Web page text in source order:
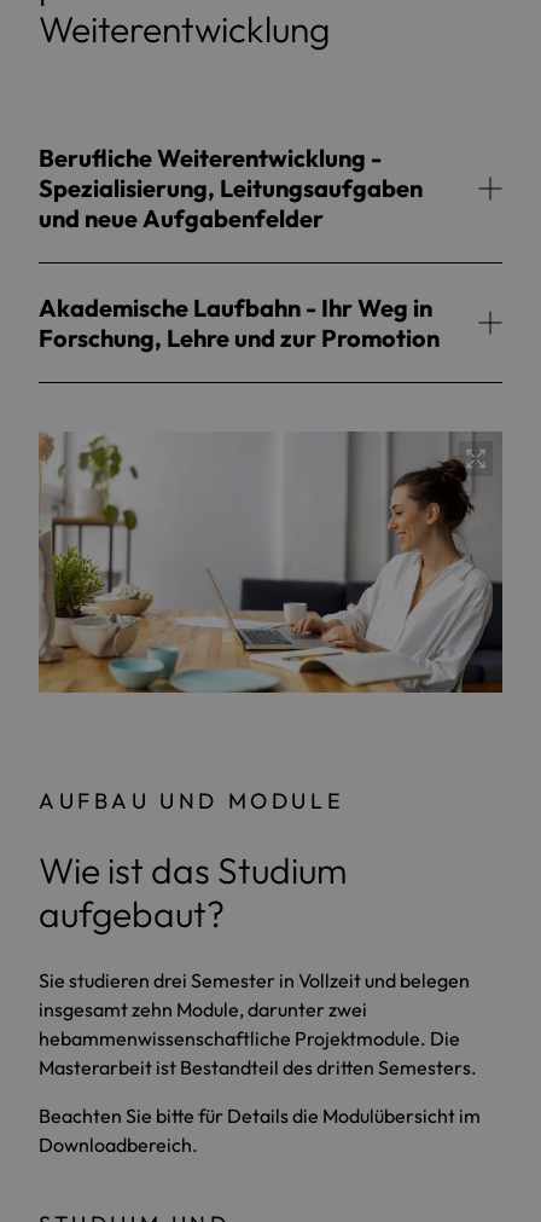
Weiterentwicklung
Berufliche Weiterentwicklung -
Spezialisierung, Leitungsaufgaben
und neue Aufgabenfelder
Akademische Laufbahn - Ihr Weg in
Forschung, Lehre und zur Promotion
AUFBAU UND MODULE
Wie ist das Studium
aufgebaut?
Sie studieren drei Semester in Vollzeit und belegen
insgesamt zehn Module, darunter zwei
hebammenwissenschaftliche Projektmodule. Die
Masterarbeit ist Bestandteil des dritten Semesters.
Beachten Sie bitte für Details die Modulübersicht im
Downloadbereich.